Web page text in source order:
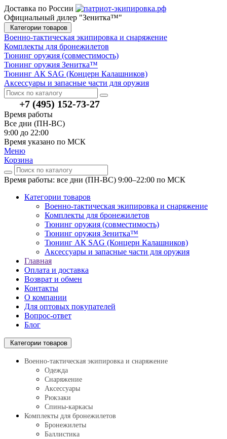
Доставка по России
Официальный дилер "Зенитка™"
Категории товаров
Военно-тактическая экипировка и снаряжение
Комплекты для бронежилетов
Тюнинг оружия (совместимость)
Тюнинг оружия Зенитка™
Тюнинг АК SAG (Концерн Калашников)
Аксессуары и запасные части для оружия
+7 (495) 152-73-27
Время работы
Все дни (ПН-ВС)
9:00 до 22:00
Время указано по МСК
Меню
Корзина
Время работы: все дни (ПН-ВС) 9:00–22:00 по МСК
Категории товаров
Военно-тактическая экипировка и снаряжение
Комплекты для бронежилетов
Тюнинг оружия (совместимость)
Тюнинг оружия Зенитка™
Тюнинг АК SAG (Концерн Калашников)
Аксессуары и запасные части для оружия
Главная
Оплата и доставка
Возврат и обмен
Контакты
О компании
Для оптовых покупателей
Вопрос-ответ
Блог
Категории товаров
Военно-тактическая экипировка и снаряжение
Одежда
Снаряжение
Аксессуары
Рюкзаки
Спины-каркасы
Комплекты для бронежилетов
Бронежилеты
Баллистика